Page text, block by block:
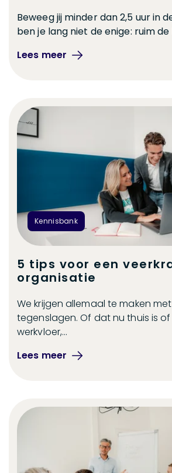
Beweeg jij minder dan 2,5 uur in
ben je lang niet de enige: ruim de
Lees meer
Kennisbank
5 tips voor een
organisatie
We krijgen allemaal te maken
tegenslagen. Of dat nu thuis is
werkvloer,...
Lees meer